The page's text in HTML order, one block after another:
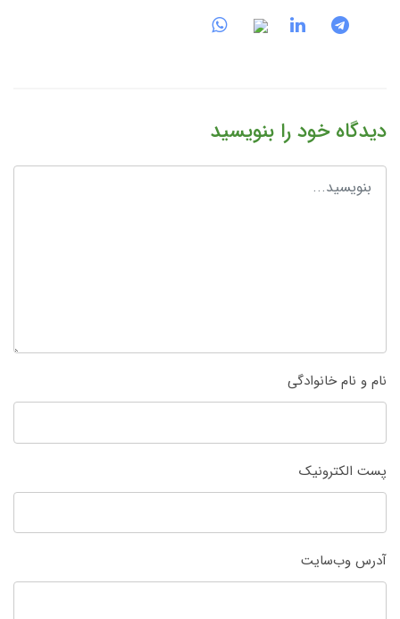
دیدگاه خود را بنویسید
نام و نام خانوادگی
پست الکترونیک
آدرس وب‌سایت